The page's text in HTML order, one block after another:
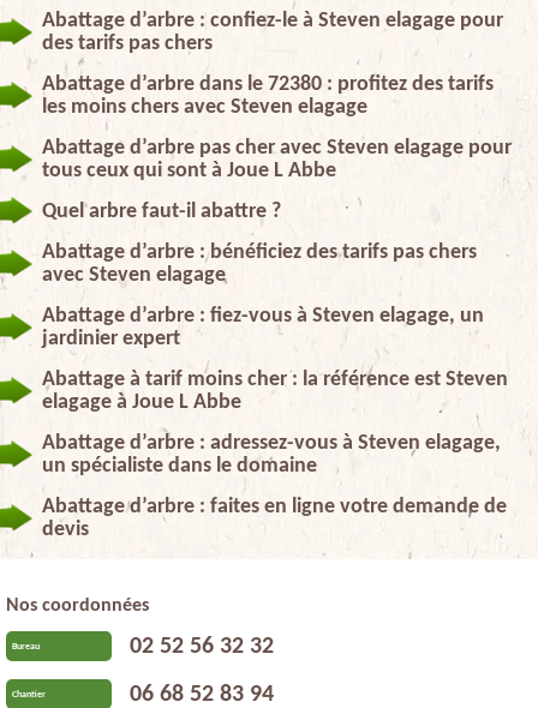
Abattage d’arbre : confiez-le à Steven elagage pour
des tarifs pas chers
Abattage d’arbre dans le 72380 : profitez des tarifs
les moins chers avec Steven elagage
Abattage d’arbre pas cher avec Steven elagage pour
tous ceux qui sont à Joue L Abbe
Quel arbre faut-il abattre ?
Abattage d’arbre : bénéficiez des tarifs pas chers
avec Steven elagage
Abattage d’arbre : fiez-vous à Steven elagage, un
jardinier expert
Abattage à tarif moins cher : la référence est Steven
elagage à Joue L Abbe
Abattage d’arbre : adressez-vous à Steven elagage,
un spécialiste dans le domaine
Abattage d’arbre : faites en ligne votre demande de
devis
Nos coordonnées
Bureau 02 52 56 32 32
Chantier 06 68 52 83 94